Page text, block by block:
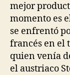
mejor
momento es
se enfrentó
francés en el
quien venía
el austriaco